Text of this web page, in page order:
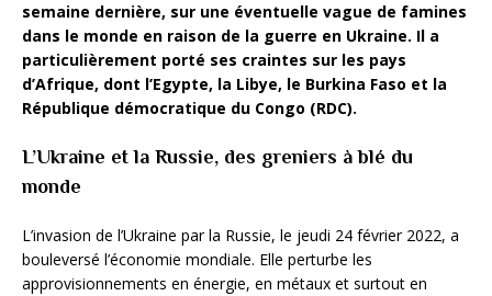
semaine dernière, sur une éventuelle vague de famines
dans le monde en raison de la guerre en Ukraine. Il a
particulièrement porté ses craintes sur les pays
d’Afrique, dont l’Egypte, la Libye, le Burkina Faso et la
République démocratique du Congo (RDC).
L’Ukraine et la Russie, des greniers à blé du
monde
L’invasion de l’Ukraine par la Russie, le jeudi 24 février 2022, a
bouleversé l’économie mondiale. Elle perturbe les
approvisionnements en énergie, en métaux et surtout en